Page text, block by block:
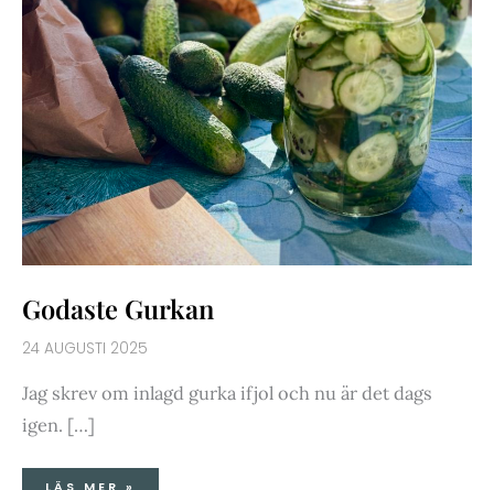
Godaste Gurkan
24 AUGUSTI 2025
Jag skrev om inlagd gurka ifjol och nu är det dags
igen. […]